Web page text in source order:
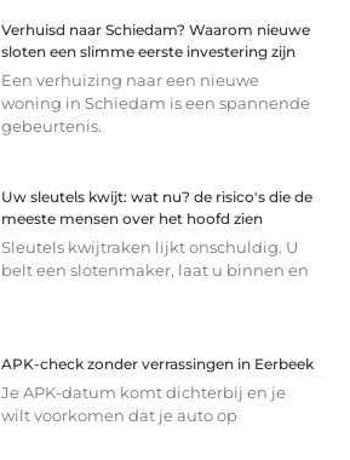
Verhuisd naar Schiedam? Waarom nieuwe
sloten een slimme eerste investering zijn
Een verhuizing naar een nieuwe
woning in Schiedam is een spannende
gebeurtenis.
Uw sleutels kwijt: wat nu? de risico's die de
meeste mensen over het hoofd zien
Sleutels kwijtraken lijkt onschuldig. U
belt een slotenmaker, laat u binnen en
APK-check zonder verrassingen in Eerbeek
Je APK-datum komt dichterbij en je
wilt voorkomen dat je auto op